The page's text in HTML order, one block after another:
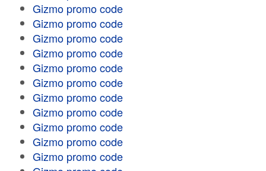
Gizmo promo code
Gizmo promo code
Gizmo promo code
Gizmo promo code
Gizmo promo code
Gizmo promo code
Gizmo promo code
Gizmo promo code
Gizmo promo code
Gizmo promo code
Gizmo promo code